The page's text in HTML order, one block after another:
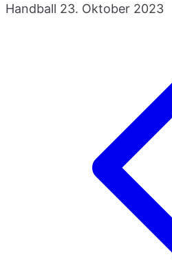
Handball 23. Oktober 2023